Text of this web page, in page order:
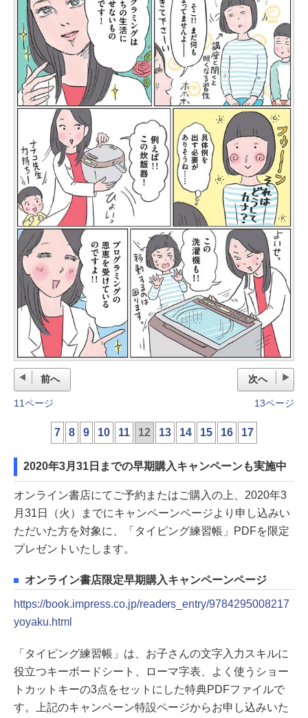
前へ
11ページ
次へ
13ページ
7 8 9 10 11 12 13 14 15 16 17
2020年3月31日までの早期購入キャンペーンも実施中
オンライン書店にてご予約またはご購入の上、2020年3
月31日（火）までにキャンペーンページより申し込みい
ただいた方を対象に、「タイピング練習帳」PDFを限定
プレゼントいたします。
オンライン書店限定早期購入キャンペーンページ
https://book.impress.co.jp/readers_entry/9784295008217
yoyaku.html
「タイピング練習帳」は、お子さんの文字入力スキルに
役立つキーボードシート、ローマ字表、よく使うショー
トカットキーの3点をセットにした特典PDFファイルで
す。上記のキャンペーン特設ページからお申し込みいた